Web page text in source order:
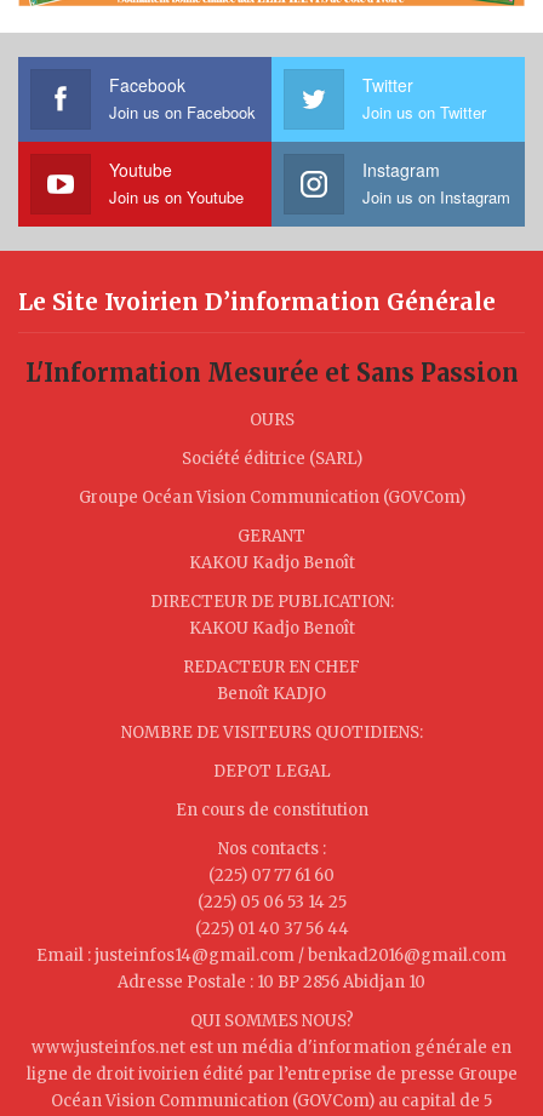
Facebook
Join us on Facebook
Twitter
Join us on Twitter
Youtube
Join us on Youtube
Instagram
Join us on Instagram
Le Site Ivoirien D’information Générale
L'Information Mesurée et Sans Passion
OURS
Société éditrice (SARL)
Groupe Océan Vision Communication (GOVCom)
GERANT
KAKOU Kadjo Benoît
DIRECTEUR DE PUBLICATION:
KAKOU Kadjo Benoît
REDACTEUR EN CHEF
Benoît KADJO
NOMBRE DE VISITEURS QUOTIDIENS:
DEPOT LEGAL
En cours de constitution
Nos contacts :
(225) 07 77 61 60
(225) 05 06 53 14 25
(225) 01 40 37 56 44
Email : justeinfos14@gmail.com / benkad2016@gmail.com
Adresse Postale : 10 BP 2856 Abidjan 10
QUI SOMMES NOUS?
www.justeinfos.net est un média d'information générale en
ligne de droit ivoirien édité par l’entreprise de presse Groupe
Océan Vision Communication (GOVCom) au capital de 5